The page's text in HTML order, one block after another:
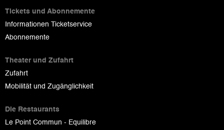
Tickets und Abonnemente
Informationen Ticketservice
Abonnemente
Theater und Zufahrt
Zufahrt
Mobilität und Zugänglichkeit
Die Restaurants
Le Point Commun - Equilibre